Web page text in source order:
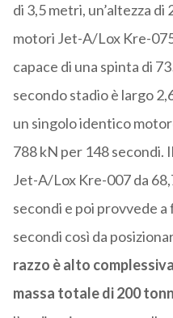
di 3,5 metri, un’altezza
motori Jet-A/Lox Kre-
capace di una spinta di
secondo stadio è largo
un singolo identico
788 kN per 148 secondi.
Jet-A/Lox Kre-007 da
secondi e poi provvede
secondi così da
razzo è alto
massa totale di 200